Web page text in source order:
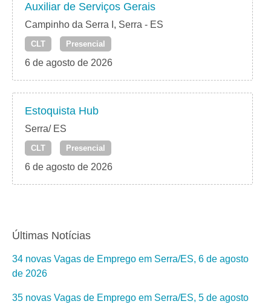
Auxiliar de Serviços Gerais
Campinho da Serra I, Serra - ES
CLT Presencial
6 de agosto de 2026
Estoquista Hub
Serra/ ES
CLT Presencial
6 de agosto de 2026
Últimas Notícias
34 novas Vagas de Emprego em Serra/ES, 6 de agosto
de 2026
35 novas Vagas de Emprego em Serra/ES, 5 de agosto